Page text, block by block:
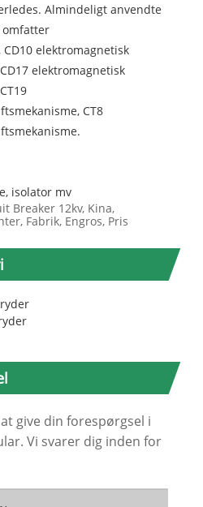
Almindeligt anvendte
elektromagnetisk
elektromagnetisk
CT8
isolator mv
Breaker 12kv, Kina,
Fabrik, Engros, Pris
give din forespørgsel i
Vi svarer dig inden for